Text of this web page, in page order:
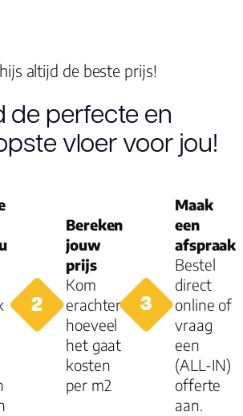
Type click
Garantie
Woongebruik
Garantie
altijd de beste prijs!
de perfecte en
vloer voor jou!
Bereken
jouw
prijs
Kom
erachter
hoeveel
het gaat
kosten
per m2
Maak
een
afspraak
Bestel
direct
online of
vraag
een
(ALL-IN)
offerte
aan.